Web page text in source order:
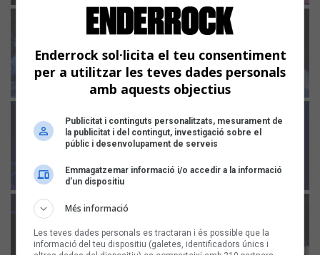
Enderrock sol·licita el teu consentiment
per a utilitzar les teves dades personals
amb aquests objectius
Publicitat i continguts personalitzats, mesurament de
la publicitat i del contingut, investigació sobre el
públic i desenvolupament de serveis
Emmagatzemar informació i/o accedir a la informació
d’un dispositiu
Més informació
Les teves dades personals es tractaran i és possible que la
informació del teu dispositiu (galetes, identificadors únics i